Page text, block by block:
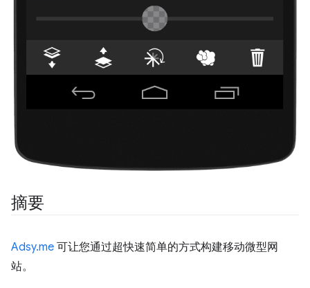
摘要
Adsy.me 可让您通过超快速简单的方式构建移动微型网
站。